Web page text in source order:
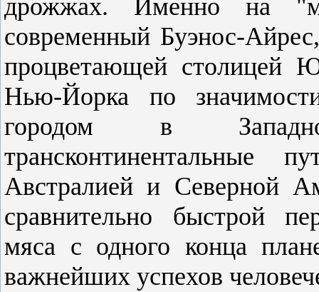
дрожжах. Именно на
современный Буэнос-
процветающей столицей
Нью-Йорка по
городом в
Австралией и Северной
сравнительно быстрой
мяса с одного конца
важнейших успехов